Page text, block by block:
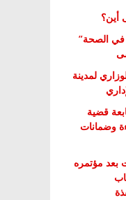
أين؟
في الصحة”
لمدينة
قضية
وضمانات
بعد مؤتمره